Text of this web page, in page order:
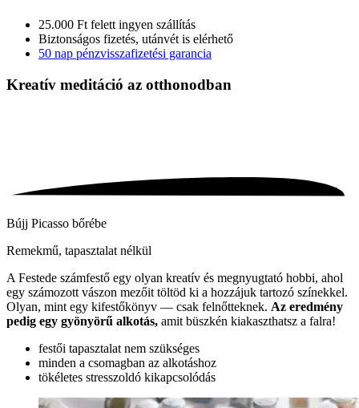
25.000 Ft felett ingyen szállítás
Biztonságos fizetés, utánvét is elérhető
50 nap pénzvisszafizetési garancia
Kreatív meditáció az otthonodban
Bújj Picasso bőrébe
Remekmű, tapasztalat nélkül
A Festede számfestő egy olyan kreatív és megnyugtató hobbi, ahol
egy számozott vászon mezőit töltöd ki a hozzájuk tartozó színekkel.
Olyan, mint egy kifestőkönyv — csak felnőtteknek. Az eredmény
pedig egy gyönyörű alkotás, amit büszkén kiakaszthatsz a falra!
festői tapasztalat nem szükséges
minden a csomagban az alkotáshoz
tökéletes stresszoldó kikapcsolódás